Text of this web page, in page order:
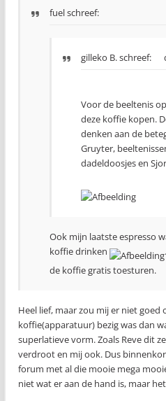
fuel schreef:
gilleko B.schreef:
Voor de beeltenis
deze koffie kopen.
denken aan de
Gruyter,
dadeldoosjes en
Ook mijn laatste espresso
koffie drinken
de koffie gratis toesturen.
Heel lief, maar zou mij er niet goed
koffie(apparatuur) bezig was dan
superlatieve vorm. Zoals Reve dit
verdroot en mij ook. Dus
forum met al die mooie mega
niet wat er aan de hand is, maar